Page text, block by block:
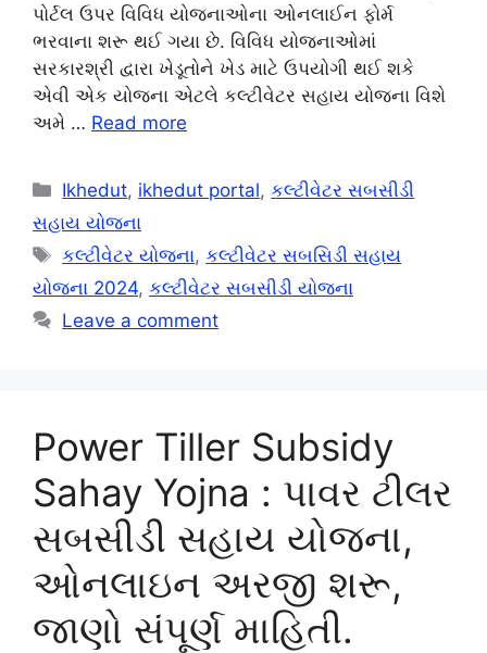
પોર્ટલ ઉપર વિવિધ યોજનાઓના ઓનલાઈન ફોર્મ
ભરવાના શરૂ થઈ ગયા છે. વિવિધ યોજનાઓમાં
સરકારશ્રી દ્વારા ખેડૂતોને ખેડ માટે ઉપયોગી થઈ શકે
એવી એક યોજના એટલે કલ્ટીવેટર સહાય યોજના વિશે
અમે … Read more
Categories
Ikhedut, ikhedut portal,કલ્ટીવેટર સબસીડી
સહાય યોજના
Tags
કલ્ટીવેટર યોજના,કલ્ટીવેટર સબસિડી સહાય
યોજના 2024, કલ્ટીવેટર સબસીડી યોજના
Leave a comment
Power Tiller Subsidy
Sahay Yojna : પાવર ટીલર
સબસીડી સહાય યોજના,
ઓનલાઇન અરજી શરૂ,
જાણો સંપૂર્ણ માહિતી.